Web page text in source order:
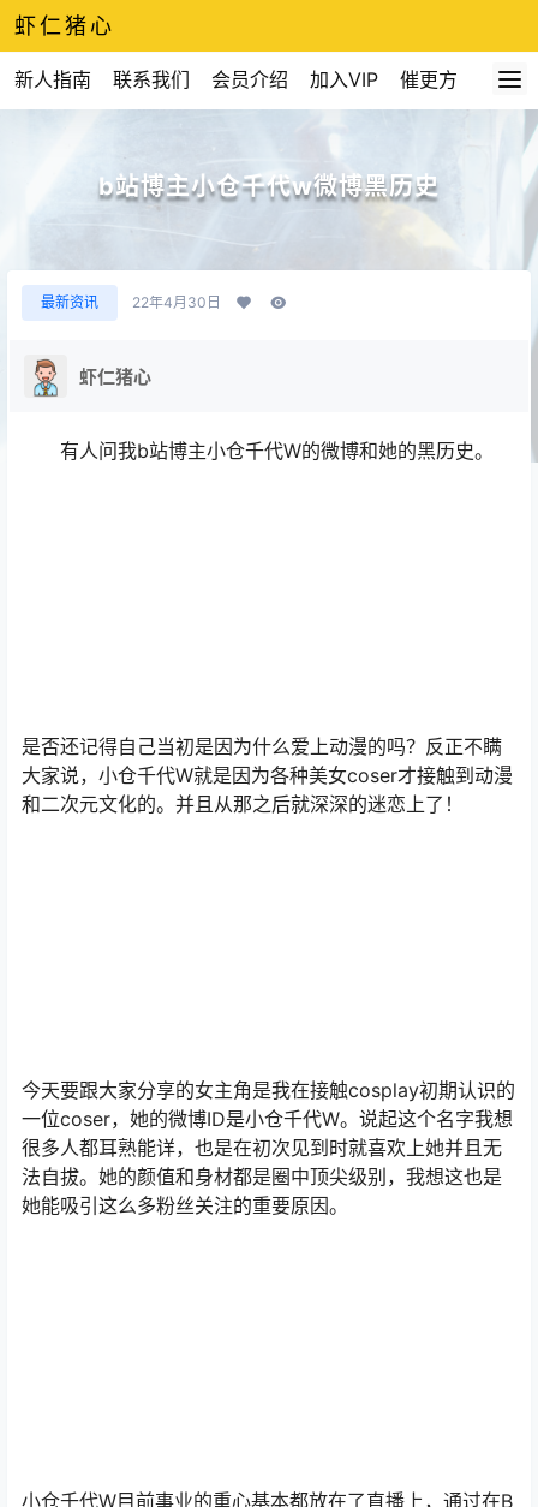
虾仁猪心
新人指南 联系我们 会员介绍 加入VIP 催更方式
b站博主小仓千代w微博黑历史
最新资讯 22年4月30日
虾仁猪心
有人问我b站博主小仓千代W的微博和她的黑历史。
是否还记得自己当初是因为什么爱上动漫的吗？反正不瞒
大家说，小仓千代W就是因为各种美女coser才接触到动漫
和二次元文化的。并且从那之后就深深的迷恋上了！
今天要跟大家分享的女主角是我在接触cosplay初期认识的
一位coser，她的微博ID是小仓千代W。说起这个名字我想
很多人都耳熟能详，也是在初次见到时就喜欢上她并且无
法自拔。她的颜值和身材都是圈中顶尖级别，我想这也是
她能吸引这么多粉丝关注的重要原因。
小仓千代W目前事业的重心基本都放在了直播上，通过在B